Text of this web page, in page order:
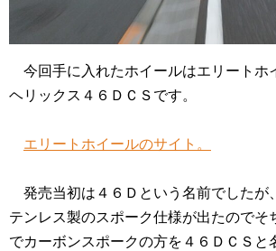
今回手に入れたホイールはエリートホ
ヘリックス４６ＤＣＳです。
エリートホイールのサイト。
発売当初は４６Ｄという名前でしたが
テンレス製のスポーク仕様が出たのでそ
でカーボンスポークの方を４６ＤＣＳと